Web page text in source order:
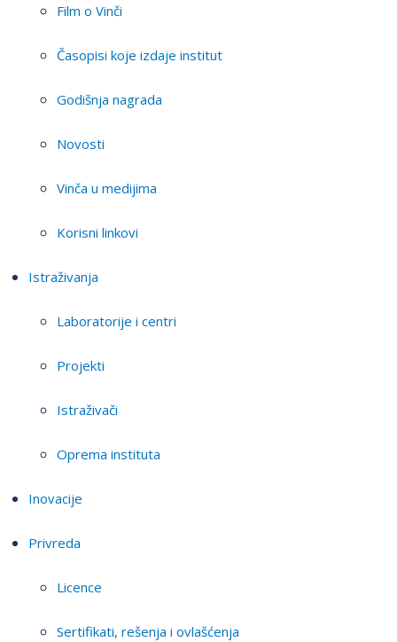
Film o Vinči
Časopisi koje izdaje institut
Godišnja nagrada
Novosti
Vinča u medijima
Korisni linkovi
Istraživanja
Laboratorije i centri
Projekti
Istraživači
Oprema instituta
Inovacije
Privreda
Licence
Sertifikati, rešenja i ovlašćenja